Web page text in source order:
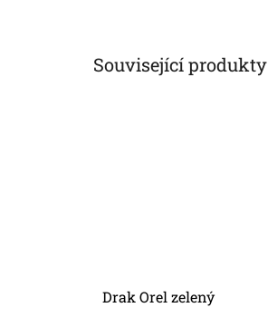
Související produkty
Drak Orel zelený